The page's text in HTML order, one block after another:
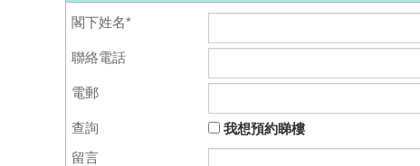
閣下姓名*
聯絡電話
電郵
查詢
我想預約睇樓
留言